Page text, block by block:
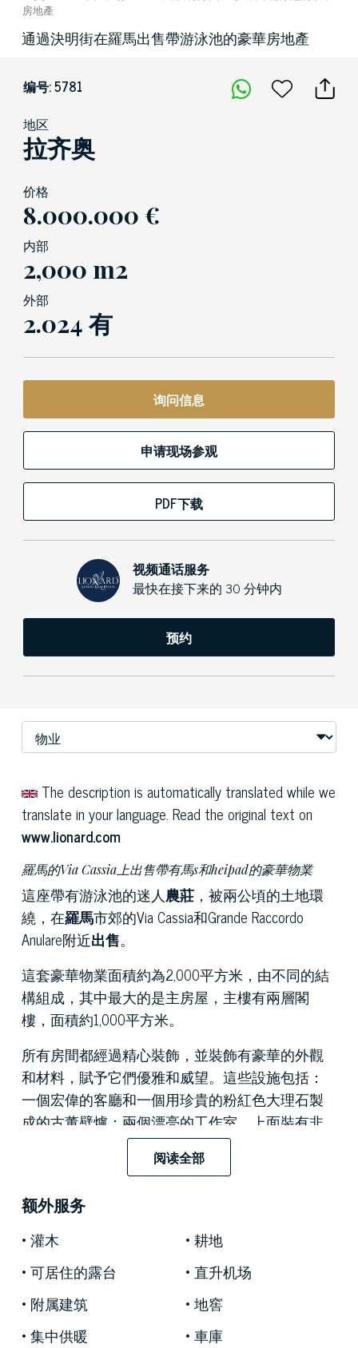
房地產
通過決明街在羅馬出售帶游泳池的豪華房地產
编号: 5781
地区
拉齐奥
价格
8.000.000 €
内部
2,000 m2
外部
2.024 有
询问信息
申请现场参观
PDF下载
视频通话服务
最快在接下来的 30 分钟内
预约
The description is automatically translated while we
translate in your language. Read the original text on
www.lionard.com
羅馬的Via Cassia上出售帶有馬s和heipad的豪華物業
這座帶有游泳池的迷人農莊 ，被兩公頃的土地環
繞，在羅馬市郊的Via Cassia和Grande Raccordo
Anulare附近出售。
這套豪華物業面積約為2,000平方米，由不同的結
構組成，其中最大的是主房屋，主樓有兩層閣
樓，面積約1,000平方米。
所有房間都經過精心裝飾，並裝飾有豪華的外觀
和材料，賦予它們優雅和威望。這些設施包括：
一個宏偉的客廳和一個用珍貴的粉紅色大理石製
成的古董壁爐；兩個漂亮的工作室，上面裝有非
常宏偉的古董壁爐；兩個餐廳，其中一間用於接
待，並設有一個粉紅色大理石和最高品質的古董
的大廚房。睡眠區有六間帶連接浴室的雙人臥室
和一間帶附加浴室的主臥室。
主別墅的閣樓上是一間公寓的住所，該公寓的一
對私密的環境中歡迎客人；還有另一間公寓，有
獨立的員工入口。
阅读全部
额外服务
灌木
耕地
可居住的露台
直升机场
附属建筑
地窖
集中供暖
車庫